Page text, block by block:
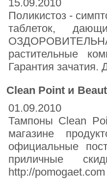
15.09.2010
Поликистоз -
таблеток,
растительные
Гарантия зачатия.
Clean Point и
01.09.2010
Тампоны Clean
магазине
официальные
приличные
http://pomogaet.com